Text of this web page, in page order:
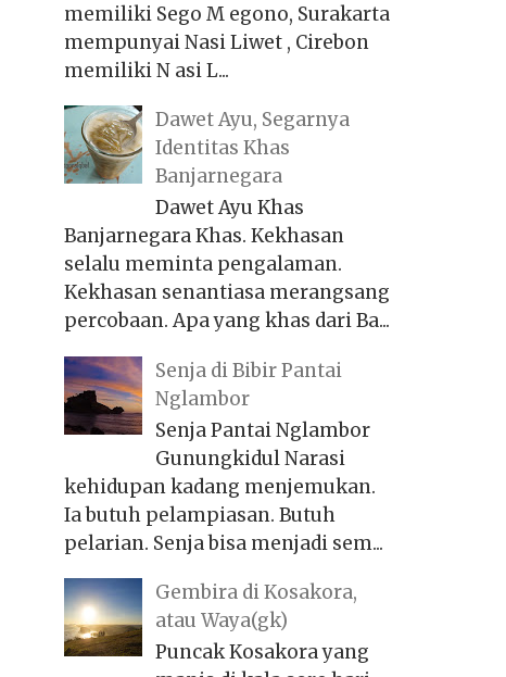
memiliki Sego M egono, Surakarta
mempunyai Nasi Liwet , Cirebon
memiliki N asi L...
Dawet Ayu, Segarnya
Identitas Khas
Banjarnegara
Dawet Ayu Khas
Banjarnegara Khas. Kekhasan
selalu meminta pengalaman.
Kekhasan senantiasa merangsang
percobaan. Apa yang khas dari Ba...
Senja di Bibir Pantai
Nglambor
Senja Pantai Nglambor
Gunungkidul Narasi
kehidupan kadang menjemukan.
Ia butuh pelampiasan. Butuh
pelarian. Senja bisa menjadi sem...
Gembira di Kosakora,
atau Waya(gk)
Puncak Kosakora yang